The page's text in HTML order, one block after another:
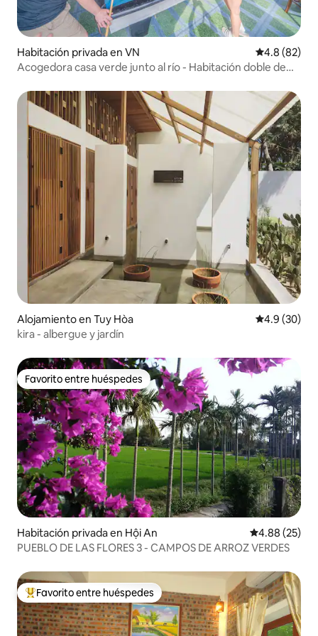
Habitación privada en VN Calificación
4.8 (82)
Acogedora casa verde junto al río - Habitación doble de
Alojamiento en Tuy Hòa Calificación
4.9 (30)
kira - albergue y jardín
Favorito entre huéspedes
Favorito entre huéspedes
Habitación privada en Hội An Calificación
4.88 (25)
PUEBLO DE LAS FLORES 3 - CAMPOS DE ARROZ VERDES
Favorito entre huéspedes preferido
Favorito entre huéspedes